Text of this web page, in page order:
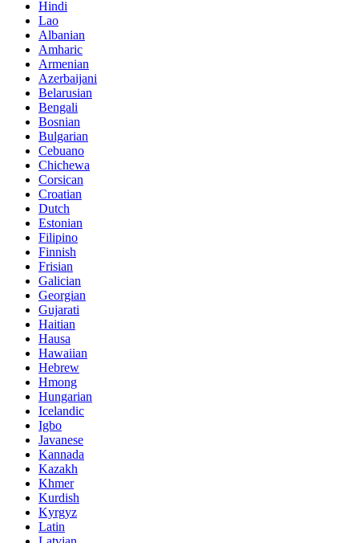
Hindi
Lao
Albanian
Amharic
Armenian
Azerbaijani
Belarusian
Bengali
Bosnian
Bulgarian
Cebuano
Chichewa
Corsican
Croatian
Dutch
Estonian
Filipino
Finnish
Frisian
Galician
Georgian
Gujarati
Haitian
Hausa
Hawaiian
Hebrew
Hmong
Hungarian
Icelandic
Igbo
Javanese
Kannada
Kazakh
Khmer
Kurdish
Kyrgyz
Latin